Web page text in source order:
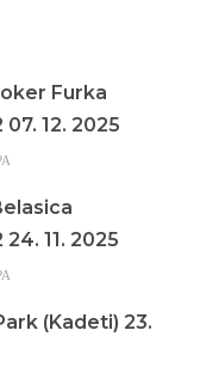
Furka
07. 12. 2025
24. 11. 2025
(Kadeti) 23.